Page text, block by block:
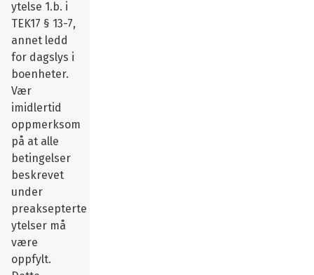
ytelse 1.b. i
TEK17 § 13-7,
annet ledd
for dagslys i
boenheter.
Vær
imidlertid
oppmerksom
på at alle
betingelser
beskrevet
under
preaksepterte
ytelser må
være
oppfylt.